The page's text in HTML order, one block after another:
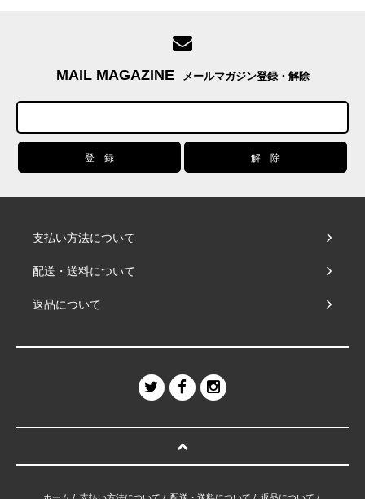
MAIL MAGAZINE メールマガジン登録・解除
支払い方法について
配送・送料について
返品について